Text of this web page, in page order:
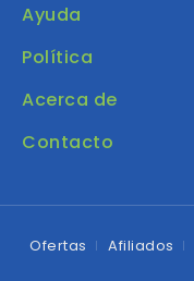
Ayuda
Política
Acerca de
Contacto
Ofertas Afiliados